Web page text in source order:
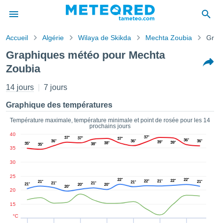
de
a
des
les
les
Accueil Algérie Wilaya de Skikda Mechta Zoubia
Graphiques météo pour Mechta
Zoubia
14 jours 7 jours
Graphique des températures
Température maximale, température minimale et point de rosée pour les 14
prochains jours
15
20
25
30
35
40
°C
35° 35°
36°
37°
37°
38°
38°
37°
36°
37°
39°
39°
36° 36°
21°
21° 21°
20° 20° 21° 20°
22°
21° 22° 21° 22° 22° 21°